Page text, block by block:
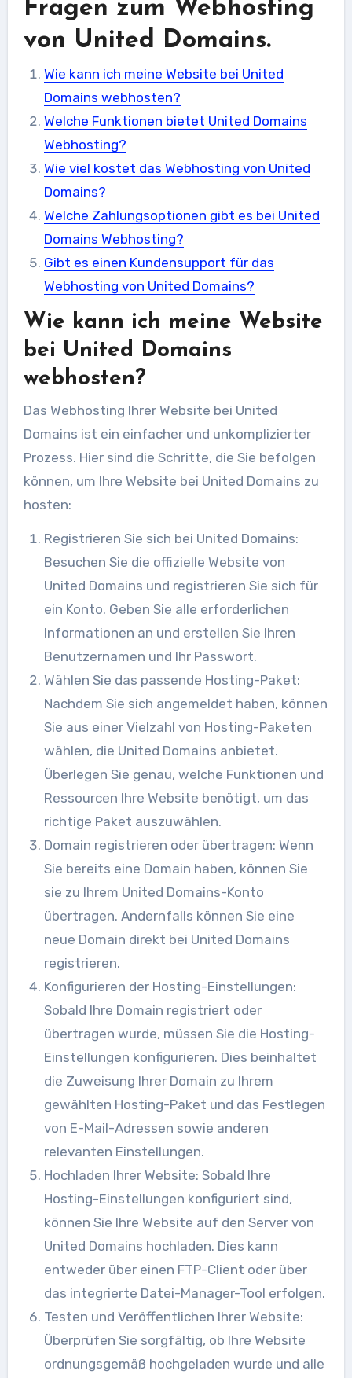
Fragen zum Webhosting
von United Domains.
Wie kann ich meine Website bei United
Domains webhosten?
Welche Funktionen bietet United Domains
Webhosting?
Wie viel kostet das Webhosting von United
Domains?
Welche Zahlungsoptionen gibt es bei United
Domains Webhosting?
Gibt es einen Kundensupport für das
Webhosting von United Domains?
Wie kann ich meine Website
bei United Domains
webhosten?
Das Webhosting Ihrer Website bei United
Domains ist ein einfacher und unkomplizierter
Prozess. Hier sind die Schritte, die Sie befolgen
können, um Ihre Website bei United Domains zu
hosten:
Registrieren Sie sich bei United Domains:
Besuchen Sie die offizielle Website von
United Domains und registrieren Sie sich für
ein Konto. Geben Sie alle erforderlichen
Informationen an und erstellen Sie Ihren
Benutzernamen und Ihr Passwort.
Wählen Sie das passende Hosting-Paket:
Nachdem Sie sich angemeldet haben, können
Sie aus einer Vielzahl von Hosting-Paketen
wählen, die United Domains anbietet.
Überlegen Sie genau, welche Funktionen und
Ressourcen Ihre Website benötigt, um das
richtige Paket auszuwählen.
Domain registrieren oder übertragen: Wenn
Sie bereits eine Domain haben, können Sie
sie zu Ihrem United Domains-Konto
übertragen. Andernfalls können Sie eine
neue Domain direkt bei United Domains
registrieren.
Konfigurieren der Hosting-Einstellungen:
Sobald Ihre Domain registriert oder
übertragen wurde, müssen Sie die Hosting-
Einstellungen konfigurieren. Dies beinhaltet
die Zuweisung Ihrer Domain zu Ihrem
gewählten Hosting-Paket und das Festlegen
von E-Mail-Adressen sowie anderen
relevanten Einstellungen.
Hochladen Ihrer Website: Sobald Ihre
Hosting-Einstellungen konfiguriert sind,
können Sie Ihre Website auf den Server von
United Domains hochladen. Dies kann
entweder über einen FTP-Client oder über
das integrierte Datei-Manager-Tool erfolgen.
Testen und Veröffentlichen Ihrer Website:
Überprüfen Sie sorgfältig, ob Ihre Website
ordnungsgemäß hochgeladen wurde und alle